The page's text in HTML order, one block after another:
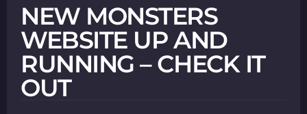
NEW MONSTERS
WEBSITE UP AND
RUNNING – CHECK IT
OUT